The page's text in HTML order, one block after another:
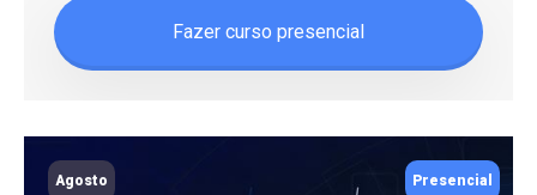
Fazer curso presencial
Agosto Presencial